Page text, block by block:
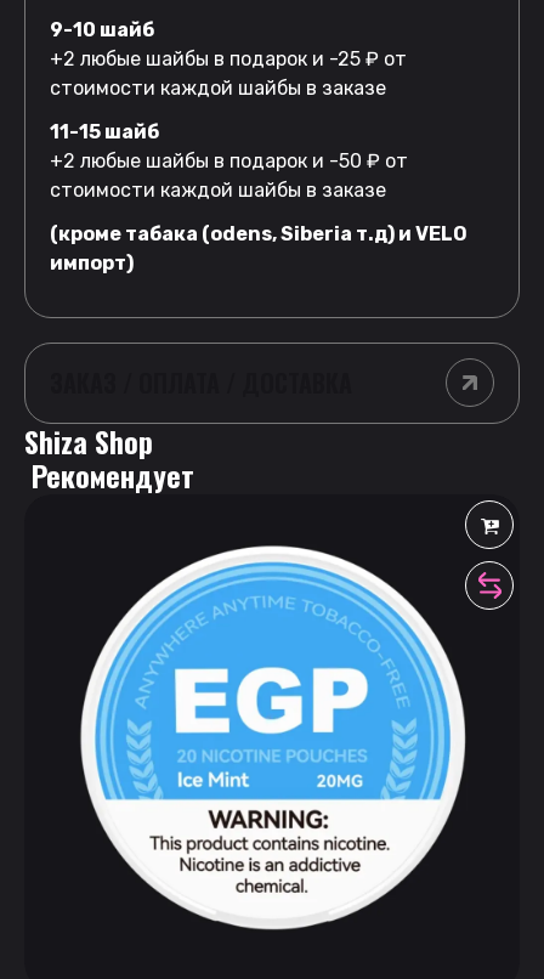
9-10 шайб
+2 любые шайбы в подарок и -25 ₽ от
стоимости каждой шайбы в заказе
11-15 шайб
+2 любые шайбы в подарок и -50 ₽ от
стоимости каждой шайбы в заказе
(кроме табака (odens, Siberia т.д) и VELO
импорт)
Shiza Shop
Рекомендует